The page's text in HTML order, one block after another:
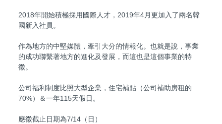
2018年開始積極採用國際人才，2019年4月更加入了兩名韓
國新入社員。
作為地方的中堅媒體，牽引大分的情報化。也就是說，事業
的成功聯繫著地方的進化及發展，而這也是這個事業的特
徵。
公司福利制度比照大型企業，住宅補貼（公司補助房租的
70%）＆一年115天假日。
應徵截止日期為7/14（日）